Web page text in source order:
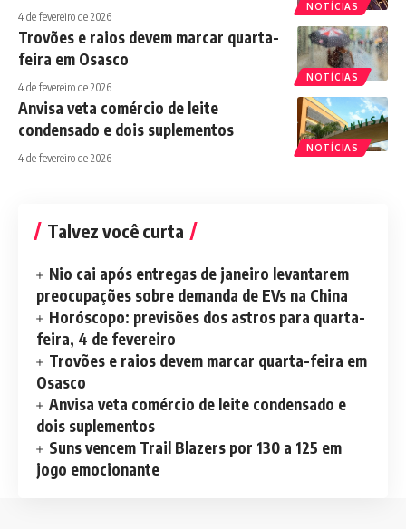
NOTÍCIAS
4 de fevereiro de 2026
NOTÍCIAS
Trovões e raios devem marcar quarta-
feira em Osasco
4 de fevereiro de 2026
NOTÍCIAS
Anvisa veta comércio de leite
condensado e dois suplementos
4 de fevereiro de 2026
Talvez você curta
Nio cai após entregas de janeiro levantarem
preocupações sobre demanda de EVs na China
Horóscopo: previsões dos astros para quarta-
feira, 4 de fevereiro
Trovões e raios devem marcar quarta-feira em
Osasco
Anvisa veta comércio de leite condensado e
dois suplementos
Suns vencem Trail Blazers por 130 a 125 em
jogo emocionante